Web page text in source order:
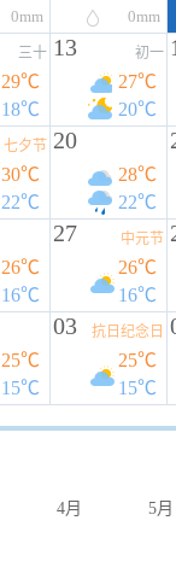
0mm
0mm
三十
29℃
18℃
13 初一
27℃
20℃
七夕节
30℃
22℃
20
28℃
22℃
26℃
16℃
27 中元节
26℃
16℃
25℃
15℃
03 抗日纪念日
25℃
15℃
4月 5月